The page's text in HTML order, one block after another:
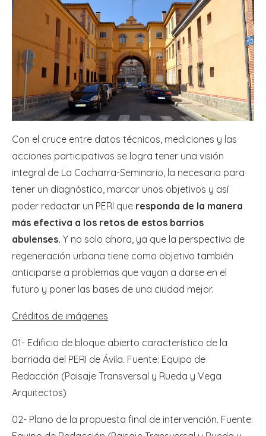
Con el cruce entre datos técnicos, mediciones y las
acciones participativas se logra tener una visión
integral de La Cacharra-Seminario, la necesaria para
tener un diagnóstico, marcar unos objetivos y así
poder redactar un PERI que responda de la manera
más efectiva a los retos de estos barrios
abulenses. Y no solo ahora, ya que la perspectiva de
regeneración urbana tiene como objetivo también
anticiparse a problemas que vayan a darse en el
futuro y poner las bases de una ciudad mejor.
Créditos de imágenes
01- Edificio de bloque abierto característico de la
barriada del PERI de Ávila. Fuente: Equipo de
Redacción (Paisaje Transversal y Rueda y Vega
Arquitectos)
02- Plano de la propuesta final de intervención. Fuente: